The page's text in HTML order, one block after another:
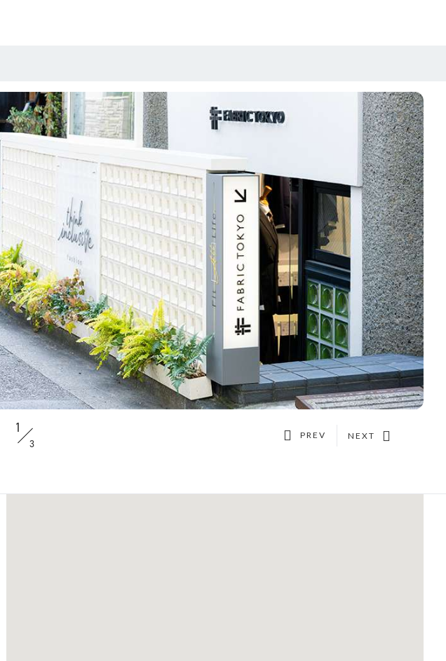
1
3
PREV NEXT